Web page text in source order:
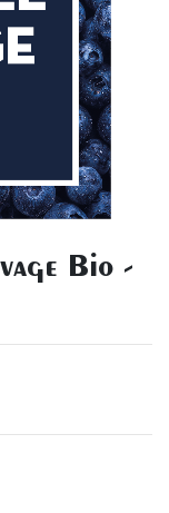
Bio -